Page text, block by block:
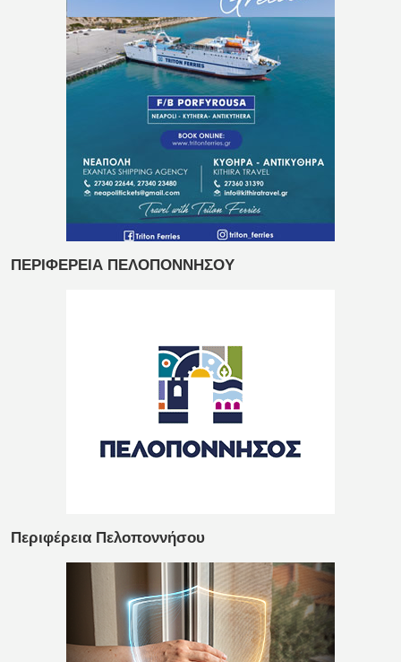
ΠΕΡΙΦΕΡΕΙΑ ΠΕΛΟΠΟΝΝΗΣΟΥ
Περιφέρεια Πελοποννήσου